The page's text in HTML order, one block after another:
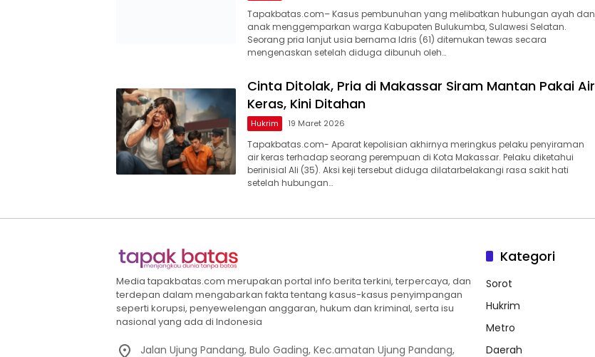
Tapakbatas.com– Kasus pembunuhan yang melibatkan hubungan ayah dan
anak menggemparkan warga Kabupaten Bulukumba, Sulawesi Selatan.
Seorang pria lanjut usia bernama Idris (61) ditemukan tewas secara
mengenaskan setelah diduga dibunuh oleh…
Cinta Ditolak, Pria di Makassar Siram Mantan Pakai Air
Keras, Kini Ditahan
Hukrim 19 Maret 2026
Tapakbatas.com- Aparat kepolisian akhirnya meringkus pelaku penyiraman
air keras terhadap seorang perempuan di Kota Makassar. Pelaku diketahui
berinisial Ali (35). Aksi keji tersebut diduga dilatarbelakangi rasa sakit hati
setelah hubungan…
Media tapakbatas.com merupakan portal info berita terkini, terpercaya, dan
terdepan dalam mengabarkan fakta tentang kasus-kasus penyimpangan
seperti korupsi, penyewelengan anggaran, hukum dan kriminal, serta isu
nasional yang ada di Indonesia
Jalan Ujung Pandang, Bulo Gading, Kec.amatan Ujung Pandang,
Kategori
Sorot
Hukrim
Metro
Daerah